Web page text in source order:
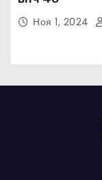
Ноя 1, 2024